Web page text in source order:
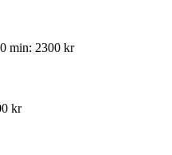
min: 2300 kr
kr